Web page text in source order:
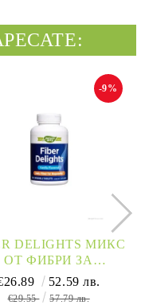
DELIGHTS МИКС
ОТ ФИБРИ ЗА
И
Х 60
-9%
52.59 лв.
€29.55 57.79 лв.